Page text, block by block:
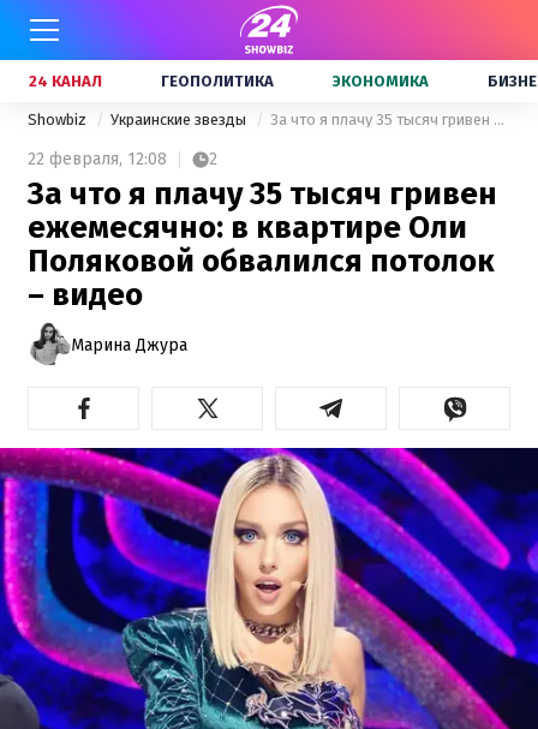
24 КАНАЛ ГЕОПОЛИТИКА ЭКОНОМИКА
Showbiz Украинские звезды За что я плачу 35 тысяч гривен ежемесячно: в квартире Оли Поляковой обвалился потолок – видео
22 февраля, 12:08 2
За что я плачу 35 тысяч гривен
ежемесячно: в квартире Оли
Поляковой обвалился потолок
– видео
Марина Джура